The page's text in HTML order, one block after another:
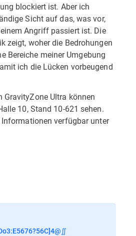
blockiert ist. Aber ich
Sicht auf das, was vor,
Angriff passiert ist. Die
zeigt, woher die Bedrohungen
Bereiche meiner Umgebung
ich die Lücken vorbeugend
GravityZone Ultra können
10, Stand 10-621 sehen.
verfügbar unter